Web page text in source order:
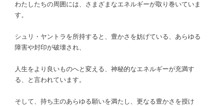
わたしたちの周囲には、さまざまなエネルギーが取り巻いていま
す。
シュリ・ヤントラを所持すると、豊かさを妨げている、あらゆる
障害や封印が破壊され、
人生をより良いものへと変える、神秘的なエネルギーが充満す
る、と言われています。
そして、持ち主のあらゆる願いを満たし、更なる豊かさを授け